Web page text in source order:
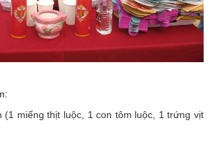
(1 miếng thịt luộc, 1 con tôm luộc, 1 trứng vịt